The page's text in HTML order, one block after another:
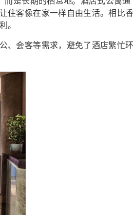
住客像在家一样自由生活。相比香
。
、会客等需求，避免了酒店繁忙环